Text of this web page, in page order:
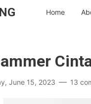
Home
June 15, 2023 13